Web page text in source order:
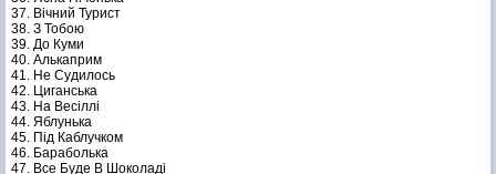
37. Вічний Турист
38. З Тобою
39. До Куми
40. Алькаприм
41. Не Судилось
42. Циганська
43. На Весіллі
44. Яблунька
45. Під Каблучком
46. Бараболька
47. Все Буде В Шоколаді